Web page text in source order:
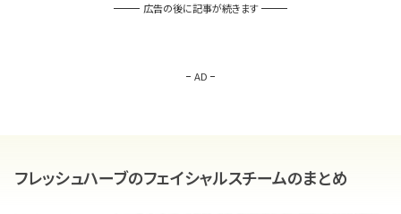
広告の後に記事が続きます
AD
フレッシュハーブのフェイシャルスチームのまとめ